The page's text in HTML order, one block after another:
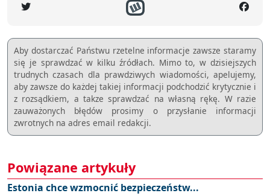
Aby dostarczać Państwu rzetelne informacje zawsze staramy
się je sprawdzać w kilku źródłach. Mimo to, w dzisiejszych
trudnych czasach dla prawdziwych wiadomości, apelujemy,
aby zawsze do każdej takiej informacji podchodzić krytycznie i
z rozsądkiem, a takze sprawdzać na własną rękę. W razie
zauważonych błędów prosimy o przysłanie informacji
zwrotnych na adres email redakcji.
Powiązane artykuły
Estonia chce wzmocnić bezpieczeństw...